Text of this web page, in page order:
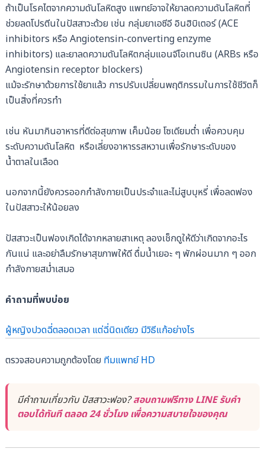
ถ้าเป็นโรคไตจากความดันโลหิตสูง แพทย์อาจให้ยาลดความดันโลหิตที่
ช่วยลดโปรตีนในปัสสาวะด้วย เช่น กลุ่มยาเอซีอี อินฮิบิเตอร์ (ACE
inhibitors หรือ Angiotensin-converting enzyme
inhibitors) และยาลดความดันโลหิตกลุ่มแอนจีโอเทนซิน (ARBs หรือ
Angiotensin receptor blockers)
แม้จะรักษาด้วยการใช้ยาแล้ว การปรับเปลี่ยนพฤติกรรมในการใช้ชีวิตก็
เป็นสิ่งที่ควรทำ
เช่น หันมากินอาหารที่ดีต่อสุขภาพ เค็มน้อย โซเดียมต่ำ เพื่อควบคุม
ระดับความดันโลหิต หรือเลี่ยงอาหารรสหวานเพื่อรักษาระดับของ
น้ำตาลในเลือด
นอกจากนี้ยังควรออกกำลังกายเป็นประจำและไม่สูบบุหรี่ เพื่อลดฟอง
ในปัสสาวะให้น้อยลง
ปัสสาวะเป็นฟองเกิดได้จากหลายสาเหตุ ลองเช็กดูให้ดีว่าเกิดจากอะไร
กันแน่ และอย่าลืมรักษาสุขภาพให้ดี ดื่มน้ำเยอะ ๆ พักผ่อนมาก ๆ ออก
กำลังกายสม่ำเสมอ
คำถามที่พบบ่อย
ผู้หญิงปวดฉี่ตลอดเวลา แต่ฉี่นิดเดียว มีวิธีแก้อย่างไร
ตรวจสอบความถูกต้องโดย ทีมแพทย์ HD
มีคำถามเกี่ยวกับ ปัสสาวะฟอง?สอบถามฟรีทาง LINE รับคำ
ตอบได้ทันที ตลอด 24 ชั่วโมง เพื่อความสบายใจของคุณ